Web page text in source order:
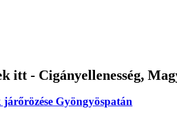
itt - Cigányellenesség,
járőrözése Gyöngyöspatán